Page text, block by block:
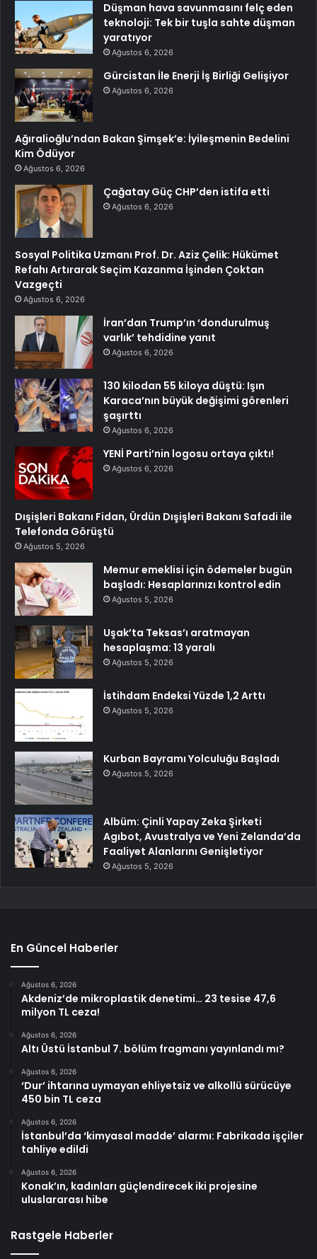
Düşman hava savunmasını felç eden
teknoloji: Tek bir tuşla sahte düşman
yaratıyor
Ağustos 6, 2026
Gürcistan İle Enerji İş Birliği Gelişiyor
Ağustos 6, 2026
Ağıralioğlu’ndan Bakan Şimşek’e: İyileşmenin Bedelini
Kim Ödüyor
Ağustos 6, 2026
Çağatay Güç CHP’den istifa etti
Ağustos 6, 2026
Sosyal Politika Uzmanı Prof. Dr. Aziz Çelik: Hükümet
Refahı Artırarak Seçim Kazanma İşinden Çoktan
Vazgeçti
Ağustos 6, 2026
İran’dan Trump’ın ‘dondurulmuş
varlık’ tehdidine yanıt
Ağustos 6, 2026
130 kilodan 55 kiloya düştü: Işın
Karaca’nın büyük değişimi görenleri
şaşırttı
Ağustos 6, 2026
YENİ Parti’nin logosu ortaya çıktı!
Ağustos 6, 2026
Dışişleri Bakanı Fidan, Ürdün Dışişleri Bakanı Safadi ile
Telefonda Görüştü
Ağustos 5, 2026
Memur emeklisi için ödemeler bugün
başladı: Hesaplarınızı kontrol edin
Ağustos 5, 2026
Uşak’ta Teksas’ı aratmayan
hesaplaşma: 13 yaralı
Ağustos 5, 2026
İstihdam Endeksi Yüzde 1,2 Arttı
Ağustos 5, 2026
Kurban Bayramı Yolculuğu Başladı
Ağustos 5, 2026
Albüm: Çinli Yapay Zeka Şirketi
Agıbot, Avustralya ve Yeni Zelanda’da
Faaliyet Alanlarını Genişletiyor
Ağustos 5, 2026
En Güncel Haberler
Ağustos 6, 2026
Akdeniz’de mikroplastik denetimi… 23 tesise 47,6
milyon TL ceza!
Ağustos 6, 2026
Altı Üstü İstanbul 7. bölüm fragmanı yayınlandı mı?
Ağustos 6, 2026
‘Dur’ ihtarına uymayan ehliyetsiz ve alkollü sürücüye
450 bin TL ceza
Ağustos 6, 2026
İstanbul’da ‘kimyasal madde’ alarmı: Fabrikada işçiler
tahliye edildi
Ağustos 6, 2026
Konak’ın, kadınları güçlendirecek iki projesine
uluslararası hibe
Rastgele Haberler